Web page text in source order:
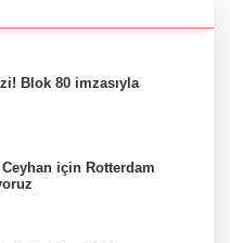
Blok 80 imzasıyla
için Rotterdam